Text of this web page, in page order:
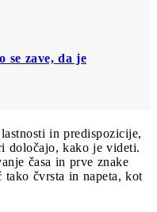
se zave, da je
in predispozicije,
določajo, kako je videti.
časa in prve znake
tako čvrsta in napeta, kot